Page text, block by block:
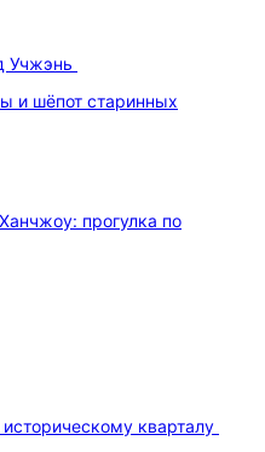
Учжэнь
и шёпот старинных
кварталу